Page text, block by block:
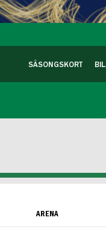
SÄSONGSKORT
ARENA